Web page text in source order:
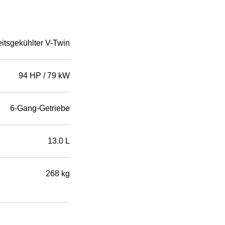
V-Twin
94 HP / 79 kW
6-Gang-Getriebe
13.0 L
268 kg